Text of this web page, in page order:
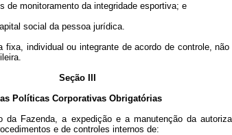
de monitoramento da integridade esportiva; e
social da pessoa jurídica.
individual ou integrante de acordo de controle,
Seção III
Políticas Corporativas Obrigatórias
Fazenda, a expedição e a manutenção da
e de controles internos de: